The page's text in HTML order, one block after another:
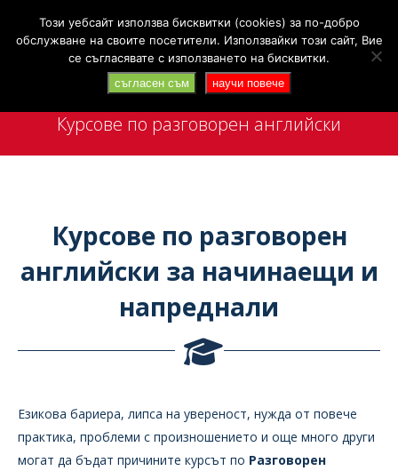
Курсове по разговорен английски
Курсове по разговорен
английски за начинаещи и
напреднали
Езикова бариера, липса на увереност, нужда от повече
практика, проблеми с произношението и още много други
могат да бъдат причините курсът по Разговорен
Този уебсайт използва бисквитки (cookies) за по-добро
обслужване на своите посетители. Използвайки този сайт, Вие
се съгласявате с използването на бисквитки.
съгласен съм научи повече